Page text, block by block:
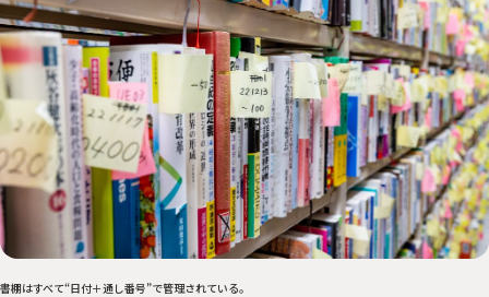
書棚はすべて“日付＋通し番号”で管理されている。